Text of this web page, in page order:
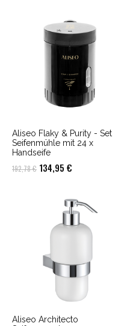
Aliseo Flaky & Purity - Set
Seifenmühle mit 24 x
Handseife
192,78€ Ursprünglicher
192,78 €
134,95 €
ist:
134,95 €.
Aliseo Architecto